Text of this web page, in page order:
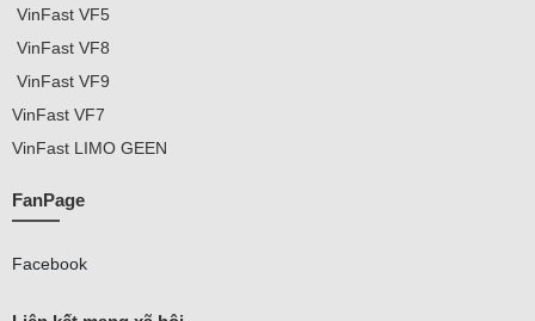
VinFast VF5
VinFast VF8
VinFast VF9
VinFast VF7
VinFast LIMO GEEN
FanPage
Facebook